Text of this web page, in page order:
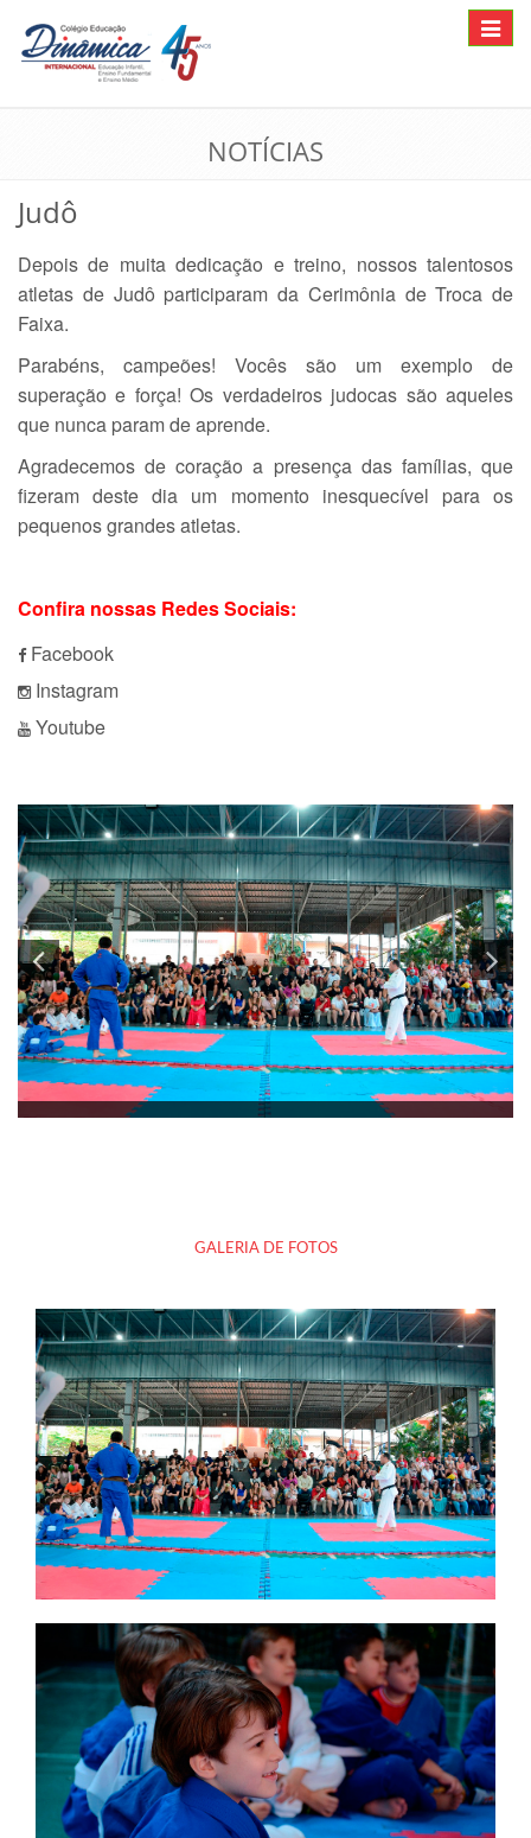
Toggle
NOTÍCIAS
Judô
Depois de muita dedicação e treino, nossos talentosos
atletas de Judô participaram da Cerimônia de Troca de
Faixa.
Parabéns, campeões! Vocês são um exemplo de
superação e força! Os verdadeiros judocas são aqueles
que nunca param de aprende.
Agradecemos de coração a presença das famílias, que
fizeram deste dia um momento inesquecível para os
pequenos grandes atletas.
Confira nossas Redes Sociais:
Facebook
Instagram
Youtube
GALERIA DE FOTOS